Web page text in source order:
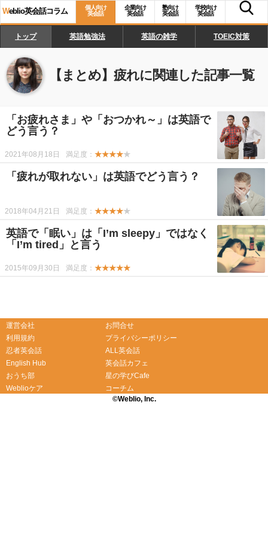
Weblio英会話コラム
個人向け
英会話
企業向け
英会話
塾向け
英会話
学校向け
英会話
トップ 英語勉強法 英語の雑学 TOEIC対策
【まとめ】 疲れに関連した記事一覧
「お疲れさま」や「おつかれ～」は英語で
どう言う？
2021年08月18日 満足度： ★★★★★
「疲れが取れない」は英語でどう言う？
2018年04月21日 満足度： ★★★★★
英語で「眠い」は「I’m sleepy」ではなく
「I’m tired」と言う
2015年09月30日 満足度： ★★★★★
運営会社
お問合せ
利用規約
プライバシーポリシー
忍者英会話
ALL英会話
English Hub
英会話カフェ
おうち部
星の学びCafe
Weblioケア
コーチム
©Weblio, Inc.